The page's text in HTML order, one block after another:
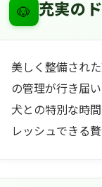
🐶 充実の
美しく整備され
の管理が行き届
犬との特別な時
レッシュできる